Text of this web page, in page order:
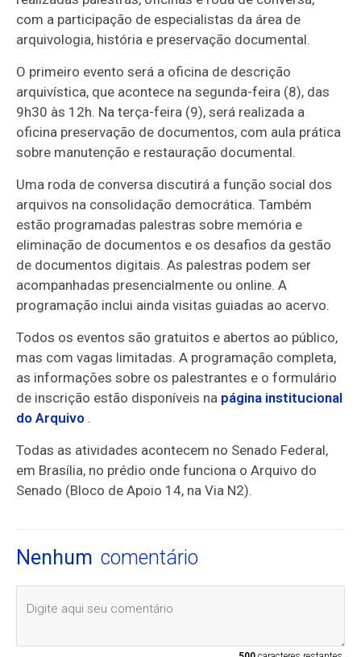
com a participação de especialistas da área de
arquivologia, história e preservação documental.
O primeiro evento será a oficina de descrição
arquivística, que acontece na segunda-feira (8), das
9h30 às 12h. Na terça-feira (9), será realizada a
oficina preservação de documentos, com aula prática
sobre manutenção e restauração documental.
Uma roda de conversa discutirá a função social dos
arquivos na consolidação democrática. Também
estão programadas palestras sobre memória e
eliminação de documentos e os desafios da gestão
de documentos digitais. As palestras podem ser
acompanhadas presencialmente ou online. A
programação inclui ainda visitas guiadas ao acervo.
Todos os eventos são gratuitos e abertos ao público,
mas com vagas limitadas. A programação completa,
as informações sobre os palestrantes e o formulário
de inscrição estão disponíveis na página institucional
do Arquivo .
Todas as atividades acontecem no Senado Federal,
em Brasília, no prédio onde funciona o Arquivo do
Senado (Bloco de Apoio 14, na Via N2).
Nenhum comentário